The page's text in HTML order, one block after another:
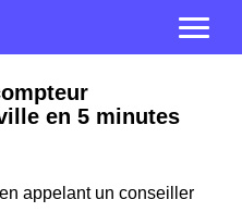
en 5 minutes
appelant un conseiller